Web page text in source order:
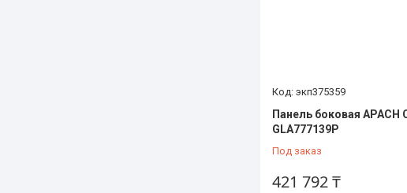
экп375359
Панель боковая APACH
GLA777139P
Под заказ
421 792 ₸